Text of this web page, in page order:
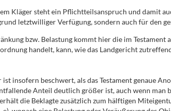
Kläger steht ein Pflichtteilsanspruch und damit
letztwilliger Verfügung, sondern auch für den
bzw. Belastung kommt hier die im Testament
handelt, kann, wie das Landgericht
ist insofern beschwert, als das Testament genaue
Anteil deutlich größer ist, auch wenn
die Beklagte zusätzlich zum hälftigen